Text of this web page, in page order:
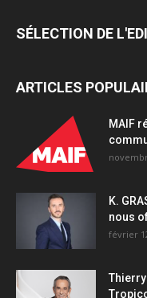
SÉLECTION DE
ARTICLES
MAIF
K.
nous
février
Thierry